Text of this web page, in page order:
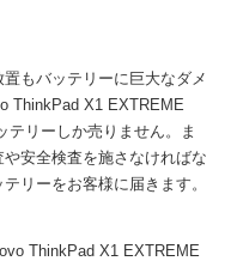
もバッテリーに巨大なダメ
ThinkPad X1 EXTREME
テリー しか売りません。ま
安全検査を施さなければな
リーをお客様に届きます。
ThinkPad X1 EXTREME